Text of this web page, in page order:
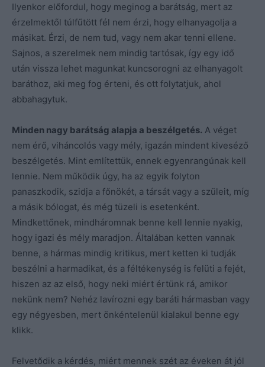
Ilyenkor előfordul, hogy meginog a barátság, mert az
érzelmektől túlfűtött fél nem érzi, hogy elhanyagolja a
másikat. Érzi, de nem tud, vagy nem akar tenni ellene.
Sajnos, a szerelmek nem mindig tartósak, így egy idő
után vissza lehet magunkat kuncsorogni az elhanyagolt
baráthoz, aki meg fog érteni, és ott folytatjuk, ahol
abbahagytuk.
Minden nagy barátság alapja a beszélgetés. A véget
nem érő, viháncolós vagy mély, igazán mindent kiveséző
beszélgetés. Mint említettük, ennek egyenrangúnak kell
lennie. Nem működik úgy, ha az egyik folyton
panaszkodik, szidja a főnökét, a társát vagy a szüleit, míg
a másik bólogat, és még tüzeli is esetenként.
Mindkettőnek, mindháromnak benne kell lennie nyakig,
hogy igazi és mély maradjon. Általában ketten vannak
benne, a hármas mindig kritikus, mert ketten ki tudják
beszélni a harmadikat, és a féltékenység is felüti a fejét,
hiszen az az első, hogy neki miért értünk rá, amikor
nekünk nem? Nehéz lavírozni egy baráti hármasban vagy
egy négyesben, mert önkéntelenül kialakul benne egy
klikk.
Felvetődik a kérdés, miért mennek szét az éveken át jól